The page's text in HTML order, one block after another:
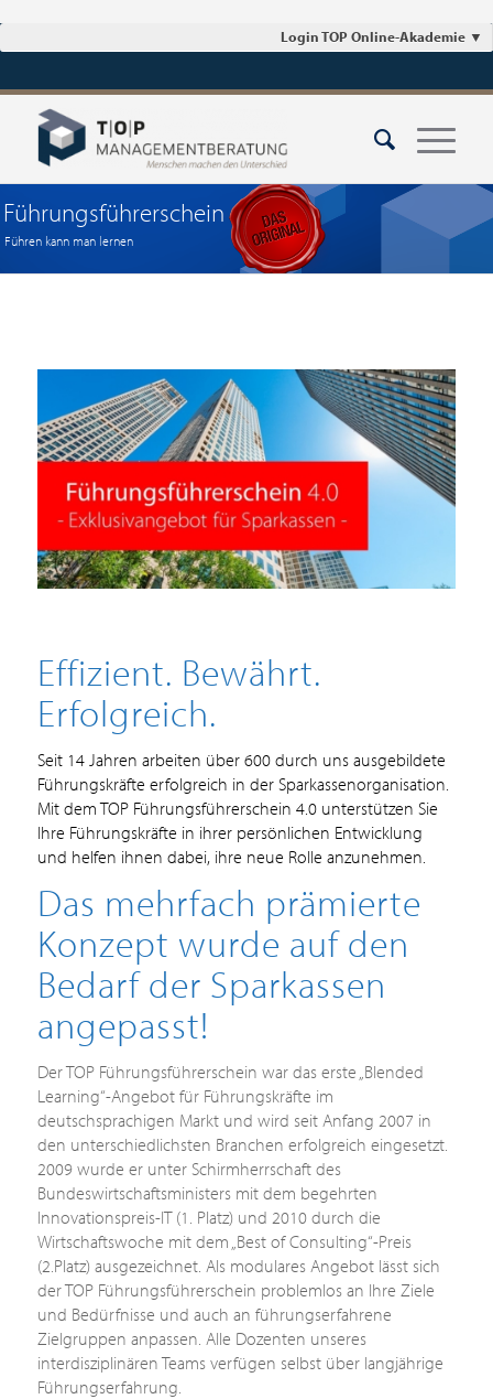
Login TOP Online-Akademie ▼
Führen kann man lernen
Führungsführerschein
Effizient. Bewährt.
Erfolgreich.
Seit 14 Jahren arbeiten über 600 durch uns ausgebildete
Führungskräfte erfolgreich in der Sparkassenorganisation.
Mit dem TOP Führungsführerschein 4.0 unterstützen Sie
Ihre Führungskräfte in ihrer persönlichen Entwicklung
und helfen ihnen dabei, ihre neue Rolle anzunehmen.
Das mehrfach prämierte
Konzept wurde auf den
Bedarf der Sparkassen
angepasst!
Der TOP Führungsführerschein war das erste „Blended
Learning“-Angebot für Führungskräfte im
deutschsprachigen Markt und wird seit Anfang 2007 in
den unterschiedlichsten Branchen erfolgreich eingesetzt.
2009 wurde er unter Schirmherrschaft des
Bundeswirtschaftsministers mit dem begehrten
Innovationspreis-IT (1. Platz) und 2010 durch die
Wirtschaftswoche mit dem „Best of Consulting“-Preis
(2.Platz) ausgezeichnet. Als modulares Angebot lässt sich
der TOP Führungsführerschein problemlos an Ihre Ziele
und Bedürfnisse und auch an führungserfahrene
Zielgruppen anpassen. Alle Dozenten unseres
interdisziplinären Teams verfügen selbst über langjährige
Führungserfahrung.